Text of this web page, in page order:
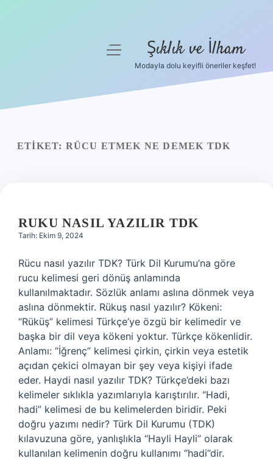
Yasal Uyarı
menüyü
Şıklık ve İlham
Modayla dolu keyifli öneriler keşfet!
ETIKET: RÜCU ETMEK NE DEMEK TDK
RUKU NASIL YAZILIR TDK
Tarih: Ekim 9, 2024
Rücu nasıl yazılır TDK? Türk Dil Kurumu’na göre
rucu kelimesi geri dönüş anlamında
kullanılmaktadır. Sözlük anlamı aslına dönmek veya
aslına dönmektir. Rükuş nasıl yazılır? Kökeni:
“Rüküş” kelimesi Türkçe’ye özgü bir kelimedir ve
başka bir dil veya kökeni yoktur. Türkçe kökenlidir.
Anlamı: “İğrenç” kelimesi çirkin, çirkin veya estetik
açıdan çekici olmayan bir şey veya kişiyi ifade
eder. Haydi nasıl yazılır TDK? Türkçe’deki bazı
kelimeler sıklıkla yazımlarıyla karıştırılır. “Hadi,
hadi” kelimesi de bu kelimelerden biridir. Peki
doğru yazımı nedir? Türk Dil Kurumu (TDK)
kılavuzuna göre, yanlışlıkla “Hayli Hayli” olarak
kullanılan kelimenin doğru kullanımı “hadi”dir.